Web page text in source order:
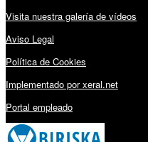
Visita nuestra galería de vídeos
Aviso Legal
Política de Cookies
Implementado por xeral.net
Portal empleado